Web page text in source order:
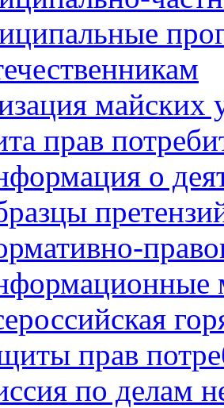
майских
прав
о
прав
по делам